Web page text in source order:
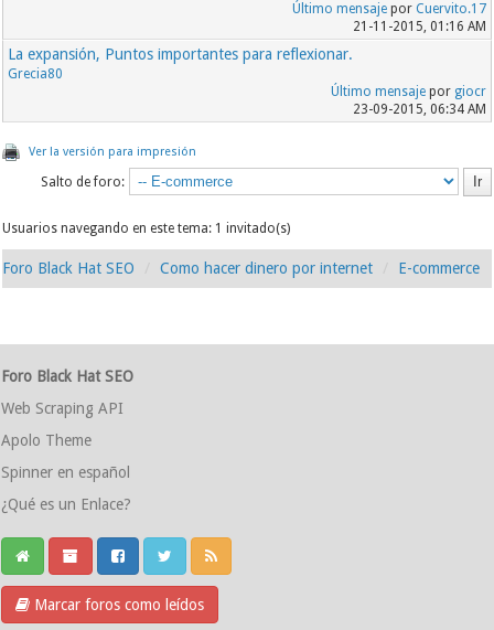
Último mensajepor Cuervito.17
21-11-2015, 01:16 AM
La expansión, Puntos importantes para reflexionar.
Grecia80
Último mensajepor giocr
23-09-2015, 06:34 AM
Ver la versión para impresión
Salto de foro:
Usuarios navegando en este tema: 1 invitado(s)
Foro Black Hat SEO Como hacer dinero por internet E-commerce
Foro Black Hat SEO
Web Scraping API
Apolo Theme
Spinner en español
¿Qué es un Enlace?
Marcar foros como leídos